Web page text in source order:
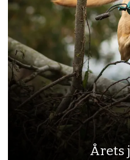
Årets